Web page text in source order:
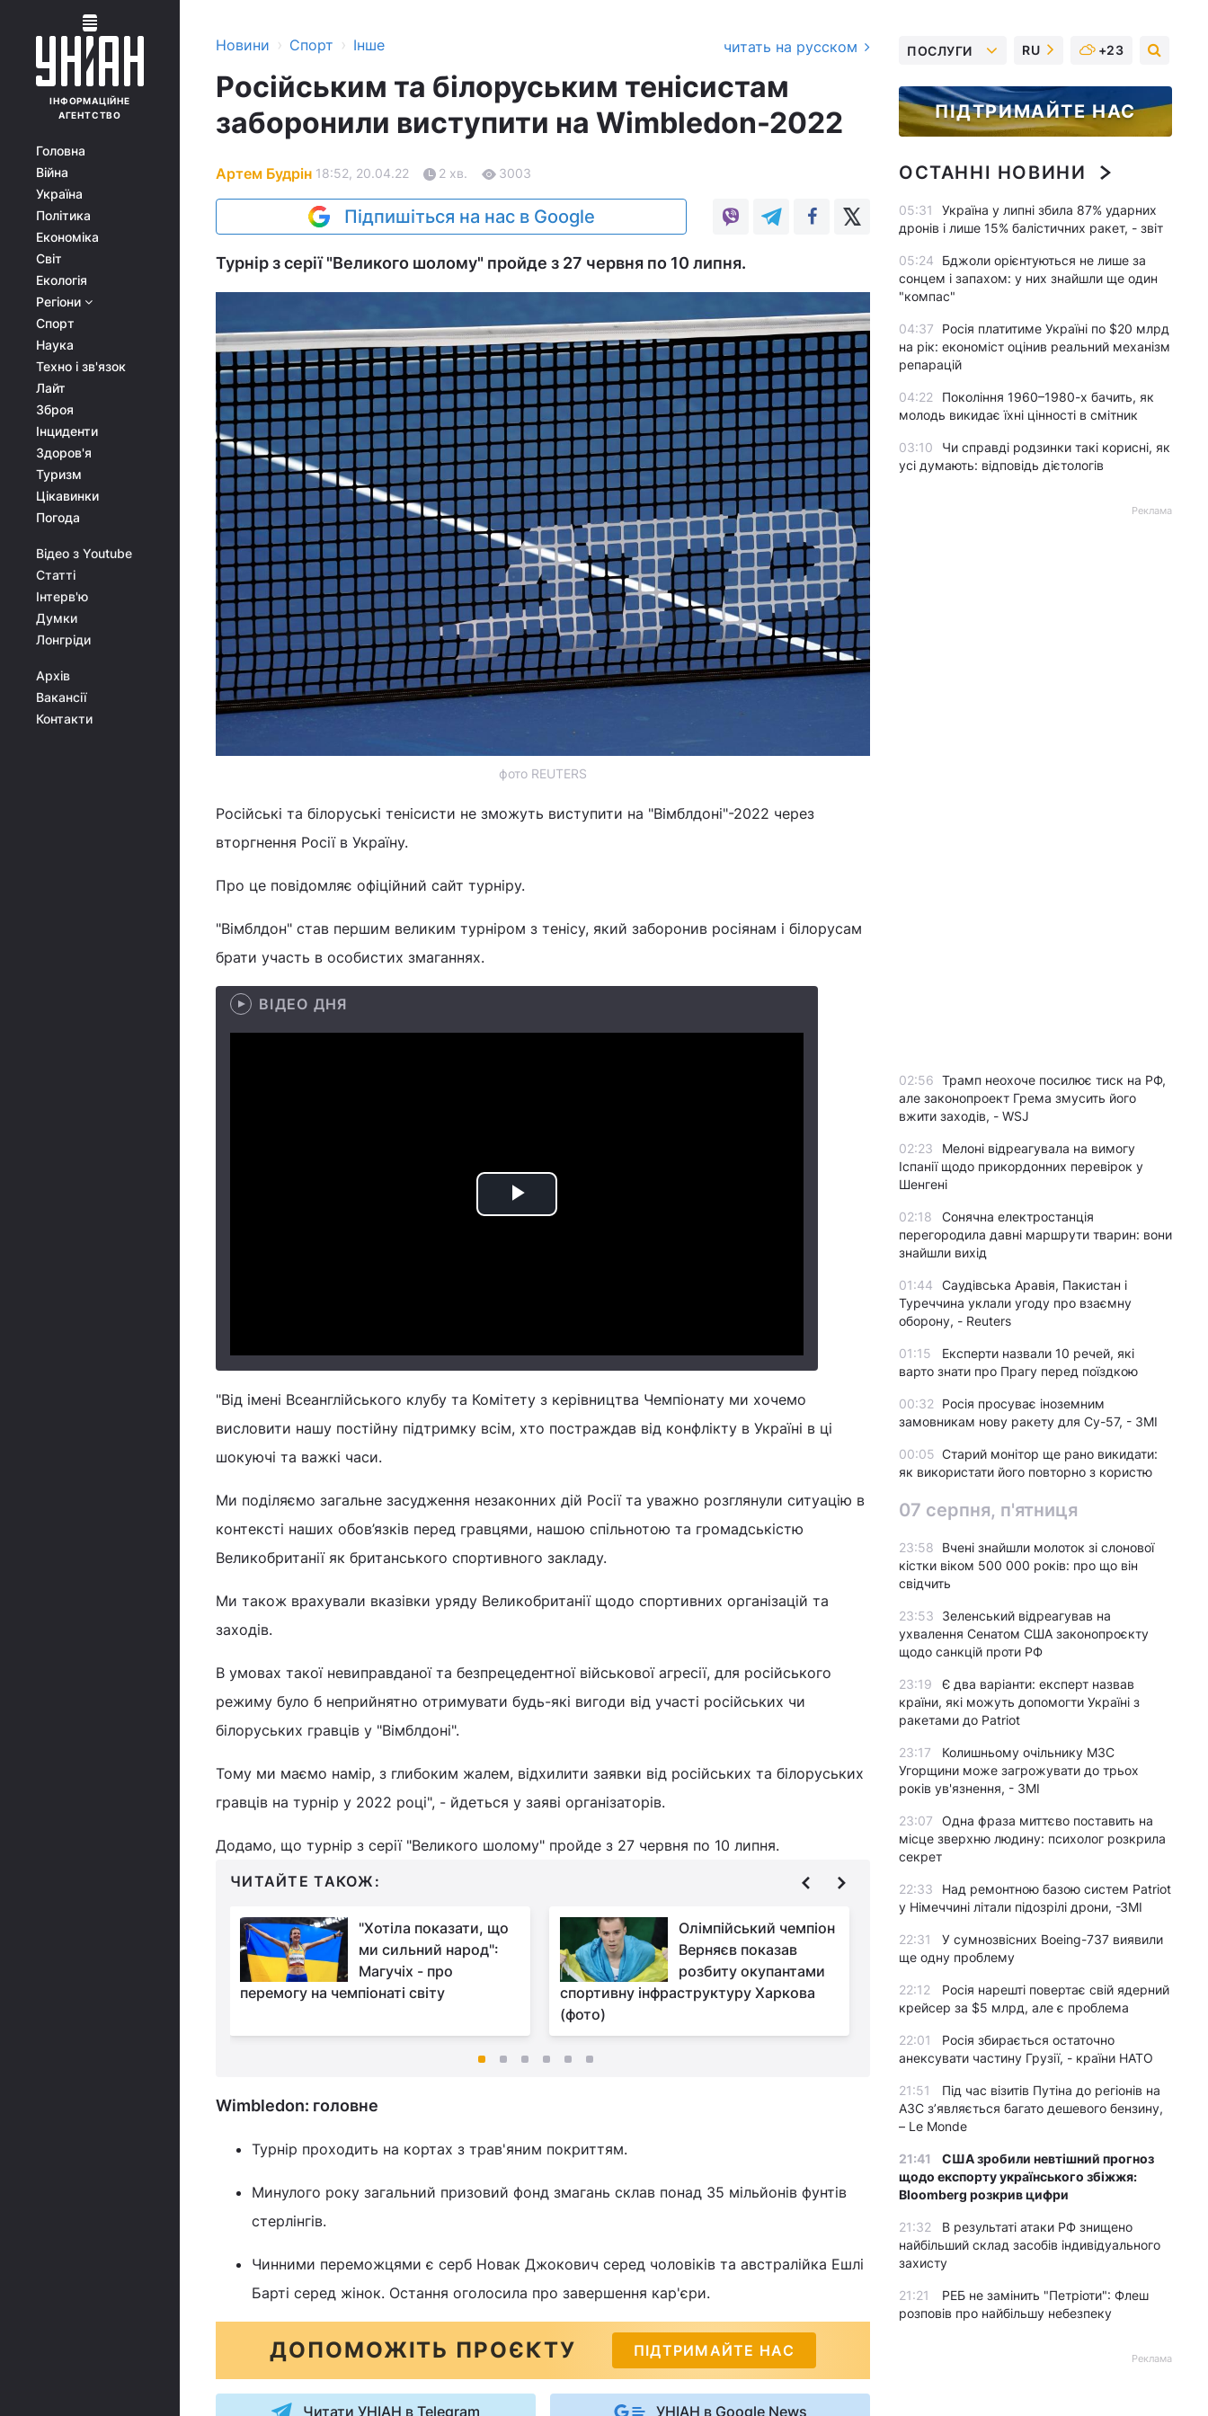
ІНФОРМАЦІЙНЕ
АГЕНТСТВО
Головна
Війна
Україна
Політика
Економіка
Світ
Екологія
Регіони
Спорт
Наука
Техно і зв'язок
Лайт
Зброя
Інциденти
Здоров'я
Туризм
Цікавинки
Погода
Відео з Youtube
Статті
Інтерв'ю
Думки
Лонгріди
Архів
Вакансії
Контакти
Новини › Спорт › Інше читать на русском
Російським та білоруським тенісистам
заборонили виступити на Wimbledon-2022
Артем Будрін 18:52, 20.04.22 2 хв. 3003
Підпишіться на нас в Google
Турнір з серії "Великого шолому" пройде з 27 червня по 10 липня.
фото REUTERS
Російські та білоруські тенісисти не зможуть виступити на "Вімблдоні"-2022 через
вторгнення Росії в Україну.
Про це повідомляє офіційний сайт турніру.
"Вімблдон" став першим великим турніром з тенісу, який заборонив росіянам і білорусам
брати участь в особистих змаганнях.
ВІДЕО ДНЯ
Play
"Від імені Всеанглійського клубу та Комітету з керівництва Чемпіонату ми хочемо
висловити нашу постійну підтримку всім, хто постраждав від конфлікту в Україні в ці
шокуючі та важкі часи.
Ми поділяємо загальне засудження незаконних дій Росії та уважно розглянули ситуацію в
контексті наших обов’язків перед гравцями, нашою спільнотою та громадськістю
Великобританії як британського спортивного закладу.
Ми також врахували вказівки уряду Великобританії щодо спортивних організацій та
заходів.
В умовах такої невиправданої та безпрецедентної військової агресії, для російського
режиму було б неприйнятно отримувати будь-які вигоди від участі російських чи
білоруських гравців у "Вімблдоні".
Тому ми маємо намір, з глибоким жалем, відхилити заявки від російських та білоруських
гравців на турнір у 2022 році", - йдеться у заяві організаторів.
Додамо, що турнір з серії "Великого шолому" пройде з 27 червня по 10 липня.
ЧИТАЙТЕ ТАКОЖ:
"Хотіла показати, що
ми сильний народ":
Магучіх - про
перемогу на чемпіонаті світу
Олімпійський чемпіон
Верняєв показав
розбиту окупантами
спортивну інфраструктуру Харкова
(фото)
організатори
зібрали 1 млн доларів для
постраждалих від війни українців
Wimbledon: головне
Турнір проходить на кортах з трав'яним покриттям.
Минулого року загальний призовий фонд змагань склав понад 35 мільйонів фунтів
стерлінгів.
Чинними переможцями є серб Новак Джокович серед чоловіків та австралійка Ешлі
Барті серед жінок. Остання оголосила про завершення кар'єри.
ДОПОМОЖІТЬ ПРОЄКТУ ПІДТРИМАЙТЕ НАС
Читати УНІАН в Telegram УНІАН в Google News
ПОСЛУГИ RU +23
ПІДТРИМАЙТЕ НАС
ОСТАННІ НОВИНИ
05:31
Україна у липні збила 87% ударних
дронів і лише 15% балістичних ракет, - звіт
05:24
Бджоли орієнтуються не лише за
сонцем і запахом: у них знайшли ще один
"компас"
04:37
Росія платитиме Україні по $20 млрд
на рік: економіст оцінив реальний механізм
репарацій
04:22
Покоління 1960–1980-х бачить, як
молодь викидає їхні цінності в смітник
03:10
Чи справді родзинки такі корисні, як
усі думають: відповідь дієтологів
Реклама
02:56 Трамп неохоче посилює тиск на РФ,
але законопроект Грема змусить його
вжити заходів, - WSJ
02:23
Мелоні відреагувала на вимогу
Іспанії щодо прикордонних перевірок у
Шенгені
02:18
Сонячна електростанція
перегородила давні маршрути тварин: вони
знайшли вихід
01:44
Саудівська Аравія, Пакистан і
Туреччина уклали угоду про взаємну
оборону, - Reuters
01:15
Експерти назвали 10 речей, які
варто знати про Прагу перед поїздкою
00:32
Росія просуває іноземним
замовникам нову ракету для Су-57, - ЗМІ
00:05 Старий монітор ще рано викидати:
як використати його повторно з користю
07 серпня, п'ятниця
23:58
Вчені знайшли молоток зі слонової
кістки віком 500 000 років: про що він
свідчить
23:53
Зеленський відреагував на
ухвалення Сенатом США законопроєкту
щодо санкцій проти РФ
23:19
Є два варіанти: експерт назвав
країни, які можуть допомогти Україні з
ракетами до Patriot
23:17
Колишньому очільнику МЗС
Угорщини може загрожувати до трьох
років ув'язнення, - ЗМІ
23:07
Одна фраза миттєво поставить на
місце зверхню людину: психолог розкрила
секрет
22:33
Над ремонтною базою систем Patriot
у Німеччині літали підозрілі дрони, -ЗМІ
22:31
У сумнозвісних Boeing-737 виявили
ще одну проблему
22:12
Росія нарешті повертає свій ядерний
крейсер за $5 млрд, але є проблема
22:01
Росія збирається остаточно
анексувати частину Грузії, - країни НАТО
21:51
Під час візитів Путіна до регіонів на
АЗС з’являється багато дешевого бензину,
– Le Monde
21:41
США зробили невтішний прогноз
щодо експорту українського збіжжя:
Bloomberg розкрив цифри
21:32
В результаті атаки РФ знищено
найбільший склад засобів індивідуального
захисту
21:21
РЕБ не замінить "Петріоти": Флеш
розповів про найбільшу небезпеку
Реклама